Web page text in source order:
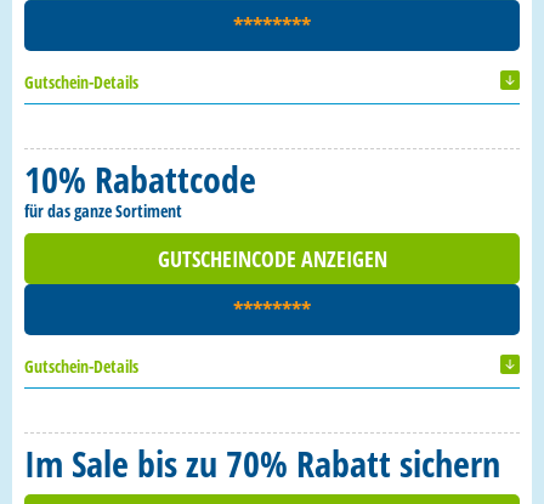
********
Gutschein-Details
10% Rabattcode
für das ganze Sortiment
GUTSCHEINCODE ANZEIGEN
********
Gutschein-Details
Im Sale bis zu 70% Rabatt sichern